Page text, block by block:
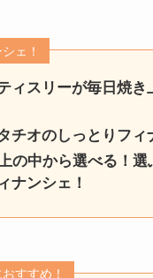
ェ！
ィスリーが毎日焼き
チオのしっとりフィ
の中から選べる！選
ナンシェ！
すすめ！